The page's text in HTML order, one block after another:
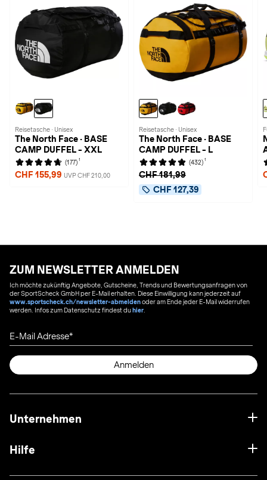
Reisetasche · Unisex
The North Face · BASE
CAMP DUFFEL - XXL
(177) 1
CHF 155,99 UVP CHF 210,00
Reisetasche · Unisex
The North Face · BASE
CAMP DUFFEL - L
(432) 1
CHF 181,99
CHF 127,39
ZUM NEWSLETTER ANMELDEN
Ich möchte zukünftig Angebote, Gutscheine, Trends und Bewertungsanfragen von
der SportScheck GmbH per E-Mail erhalten. Diese Einwilligung kann jederzeit auf
www.sportscheck.ch/newsletter-abmeldenoder am Ende jeder E-Mail widerrufen
werden. Infos zum Datenschutz findest duhier
E-Mail Adresse
Anmelden
Unternehmen
Hilfe